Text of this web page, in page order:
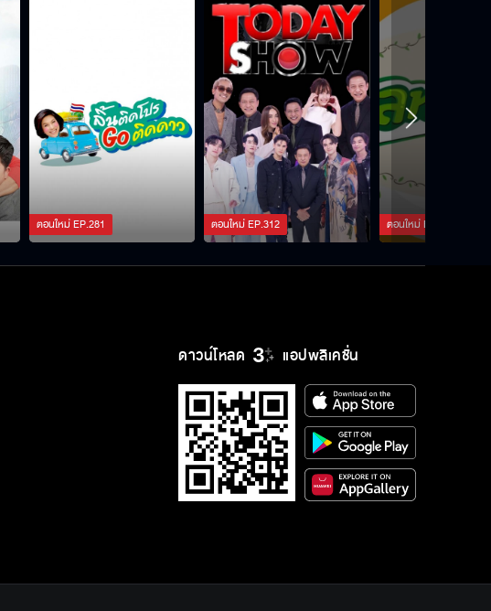
ดอกชมพูพันทิพย์บานสะพรั่งที่
เชียงราย
วิถีอีสานหาอยู่หากินหน้าแล้ง
อดีตโค้ชฟุตบอลผันชวนเลี้ยง
"ชวนชม"
ปลูกมเลอนสีทองทั้งปี เก็บขายได้ถึง 3
ล้านบาท
ตอนใหม่EP.281 ตอนใหม่EP.312 ตอนใหม่EP.
ดาวน์โหลด แอปพลิเคชั่น